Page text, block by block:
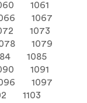
1061
1067
1073
1079
1085
1091
1097
1103